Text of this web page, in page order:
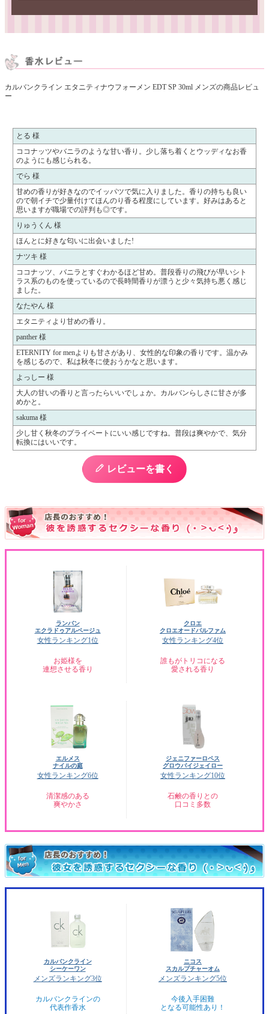
カルバンクライン エタニティナウフォーメン EDT SP 30ml メンズの商品レビュ
ー
とる 様
ココナッツやバニラのような甘い香り。少し落ち着くとウッディなお香
のようにも感じられる。
でら 様
甘めの香りが好きなのでイッパツで気に入りました。香りの持ちも良い
ので朝イチで少量付けてほんのり香る程度にしています。好みはあると
思いますが職場での評判も◎です。
りゅうくん 様
ほんとに好きな匂いに出会いました!
ナツキ 様
ココナッツ、バニラとすぐわかるほど甘め。普段香りの飛びが早いシト
ラス系のものを使っているので長時間香りが漂うと少々気持ち悪く感じ
ました。
なたやん 様
エタニティより甘めの香り。
panther 様
ETERNITY for menよりも甘さがあり、女性的な印象の香りです。温かみ
を感じるので、私は秋冬に使おうかなと思います。
よっしー 様
大人の甘いの香りと言ったらいいでしょか。カルバンらしさに甘さが多
めかと。
sakuma 様
少し甘く秋冬のプライベートにいい感じですね。普段は爽やかで、気分
転換にはいいです。
レビューを書く
ランバン
エクラドゥアルページュ
女性ランキング1位
お姫様を
連想させる香り
クロエ
クロエオードパルファム
女性ランキング4位
誰もがトリコになる
愛される香り
エルメス
ナイルの庭
女性ランキング6位
清潔感のある
爽やかさ
ジェニファーロペス
グロウバイジェイロー
女性ランキング10位
石鹸の香りとの
口コミ多数
カルバンクライン
シーケーワン
メンズランキング3位
カルバンクラインの
代表作香水
ニコス
スカルプチャーオム
メンズランキング5位
今後入手困難
となる可能性あり！